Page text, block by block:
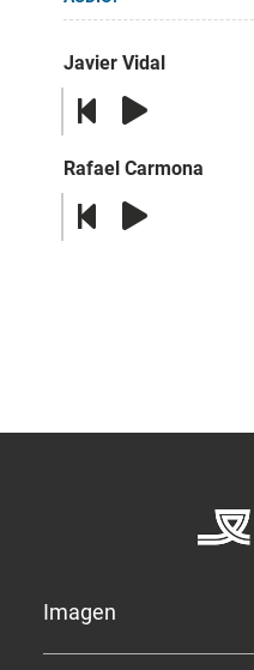
Javier Vidal
Rafael Carmona
Imagen